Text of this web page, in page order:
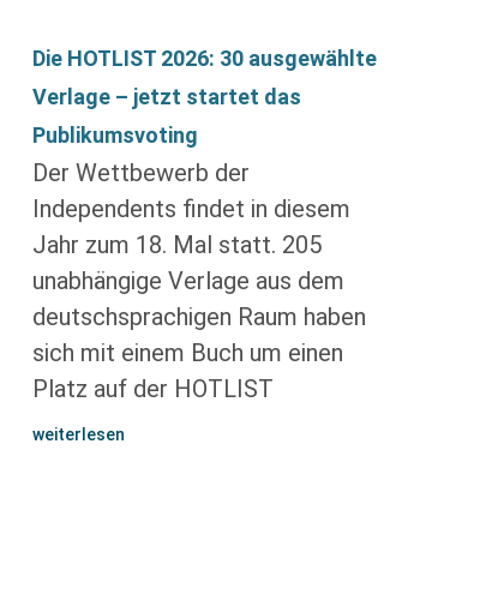
Die HOTLIST 2026: 30 ausgewählte
Verlage – jetzt startet das
Publikumsvoting
Der Wettbewerb der
Independents findet in diesem
Jahr zum 18. Mal statt. 205
unabhängige Verlage aus dem
deutschsprachigen Raum haben
sich mit einem Buch um einen
Platz auf der HOTLIST
weiterlesen